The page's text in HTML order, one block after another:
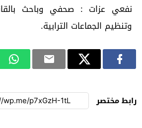
نفعي عزات : صحفي وباحث
وتنظيم الجماعات الترابية.
رابط مختصر